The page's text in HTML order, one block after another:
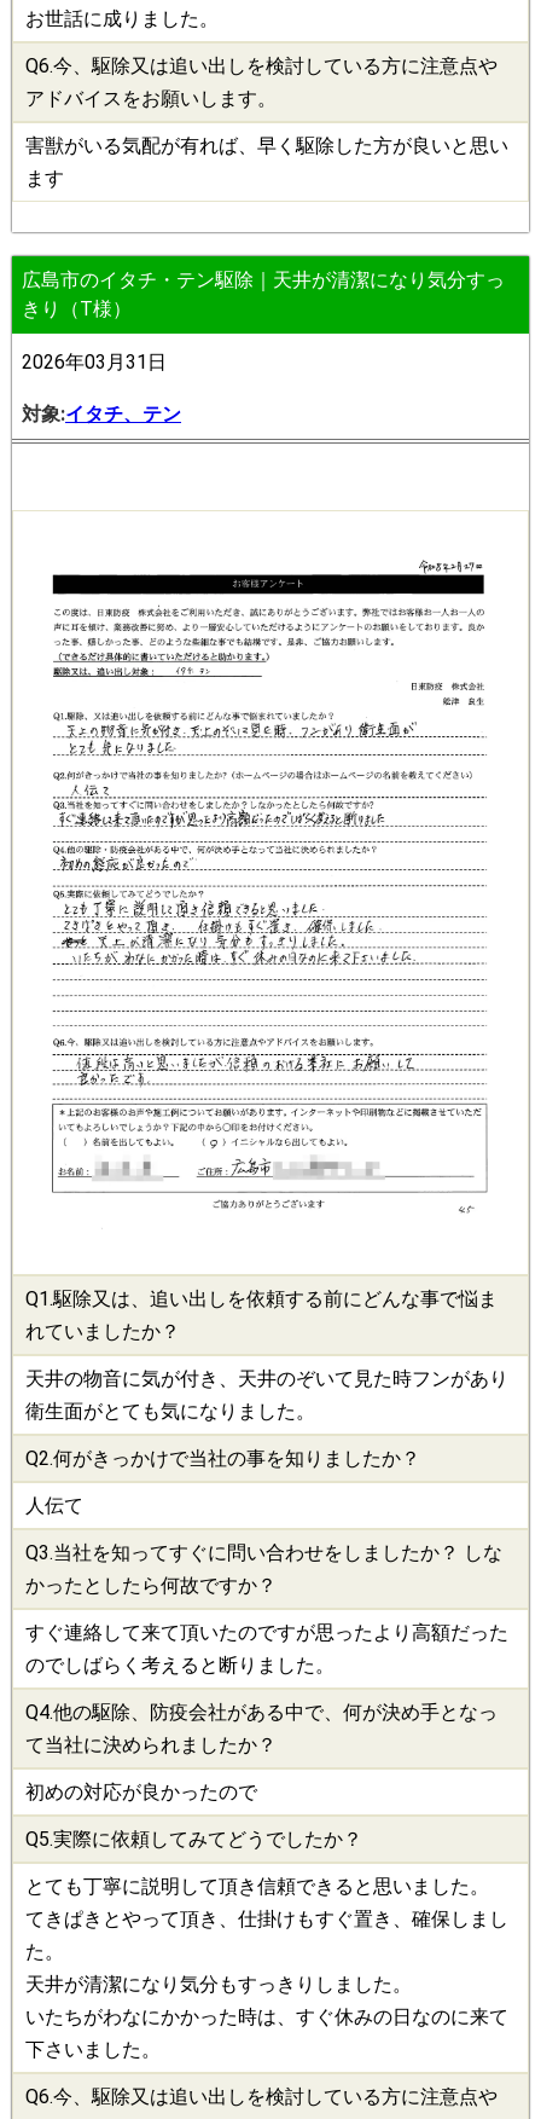
お世話に成りました。
Q6.今、駆除又は追い出しを検討している方に注意点や
アドバイスをお願いします。
害獣がいる気配が有れば、早く駆除した方が良いと思い
ます
広島市のイタチ・テン駆除｜天井が清潔になり気分すっ
きり（T様）
2026年03月31日
対象:イタチ、テン
Q1.駆除又は、追い出しを依頼する前にどんな事で悩ま
れていましたか？
天井の物音に気が付き、天井のぞいて見た時フンがあり
衛生面がとても気になりました。
Q2.何がきっかけで当社の事を知りましたか？
人伝て
Q3.当社を知ってすぐに問い合わせをしましたか？ しな
かったとしたら何故ですか？
すぐ連絡して来て頂いたのですが思ったより高額だった
のでしばらく考えると断りました。
Q4.他の駆除、 防疫会社がある中で、何が決め手となっ
て当社に決められましたか？
初めの対応が良かったので
Q5.実際に依頼してみてどうでしたか？
とても丁寧に説明して頂き信頼できると思いました。
てきぱきとやって頂き、仕掛けもすぐ置き、確保しまし
た。
天井が清潔になり気分もすっきりしました。
いたちがわなにかかった時は、すぐ休みの日なのに来て
下さいました。
Q6.今、駆除又は追い出しを検討している方に注意点や